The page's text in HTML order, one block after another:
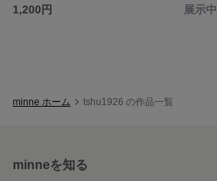
1,200円
展示中
minne ホーム tshu1926 の作品一覧
minneを知る